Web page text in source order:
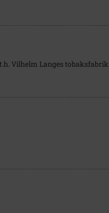
Vilhelm Langes tobaksfabrik